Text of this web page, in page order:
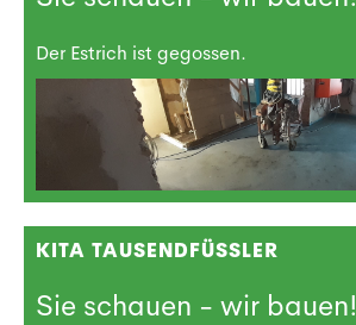
Der Estrich ist gegossen.
KITA TAUSENDFÜSSLER
Sie schauen - wir bauen!